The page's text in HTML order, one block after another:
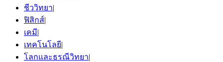
ชีววิทยา|
ฟิสิกส์|
เคมี|
เทคโนโลยี|
โลกและธรณีวิทยา|